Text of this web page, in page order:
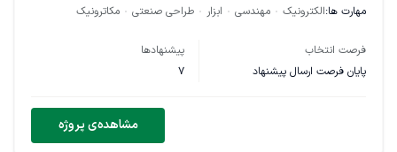
دهد. هدف پروژه تسهیل استفاده از قلم انسولین برای افراد دارای
نهایی قطعی نیست. با توجه به نیازمندی‌ها، امکان تقسیم کار به
چند بخش (الکترونیک، برنامه‌نویسی، طراح صنعتی) وجود دارد و
پیشنهادهای خلاقانه و راهکارهای فنی مورد استقبال قرار می‌گیرد.
مهارت ها:الکترونیک مهندسی ابزار طراحی صنعتی مکاترونیک
فرصت انتخاب
پایان فرصت ارسال پیشنهاد
پیشنهادها
7
مشاهده‌ی پروژه